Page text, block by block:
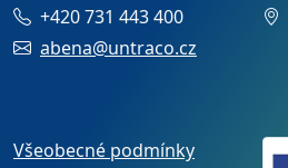
+420 731 443 400
abena@untraco.cz
Všeobecné podmínky